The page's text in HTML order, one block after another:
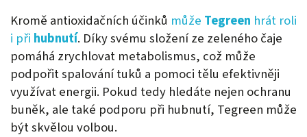
Kromě antioxidačních účinků může Tegreen hrát roli
i při hubnutí. Díky svému složení ze zeleného čaje
pomáhá zrychlovat metabolismus, což může
podpořit spalování tuků a pomoci tělu efektivněji
využívat energii. Pokud tedy hledáte nejen ochranu
buněk, ale také podporu při hubnutí, Tegreen může
být skvělou volbou.